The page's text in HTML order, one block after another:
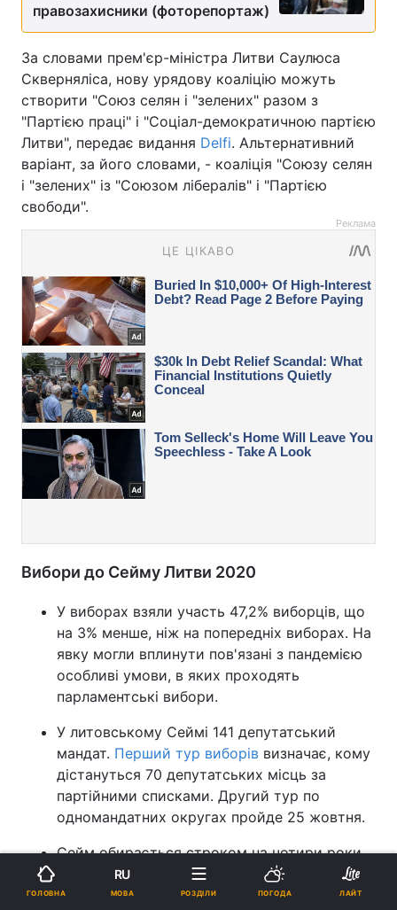
правозахисники (фоторепортаж)
За словами прем'єр-міністра Литви Саулюса
Скверняліса, нову урядову коаліцію можуть
створити "Союз селян і "зелених" разом з
"Партією праці" і "Соціал-демократичною партією
Литви", передає видання Delfi. Альтернативний
варіант, за його словами, - коаліція "Союзу селян
і "зелених" із "Союзом лібералів" і "Партією
свободи".
Реклама
Вибори до Сейму Литви 2020
У виборах взяли участь 47,2% виборців, що
на 3% менше, ніж на попередніх виборах. На
явку могли вплинути пов'язані з пандемією
особливі умови, в яких проходять
парламентські вибори.
У литовському Сеймі 141 депутатський
мандат. Перший тур виборів визначає, кому
дістануться 70 депутатських місць за
партійними списками. Другий тур по
одномандатних округах пройде 25 жовтня.
Сейм обирається строком на чотири роки.
Перші збори нового скликання за планом
відбудуться в середині листопада. У
ГОЛОВНА
RU
МОВА РОЗДІЛИ ПОГОДА ЛАЙТ